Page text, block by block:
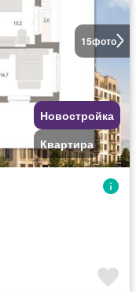
15фото
Новостройка
Квартира